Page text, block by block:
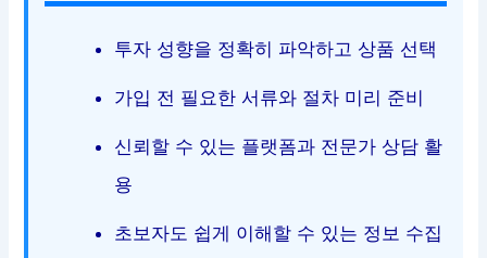
투자 성향을 정확히 파악하고 상품 선택
가입 전 필요한 서류와 절차 미리 준비
신뢰할 수 있는 플랫폼과 전문가 상담 활
용
초보자도 쉽게 이해할 수 있는 정보 수집